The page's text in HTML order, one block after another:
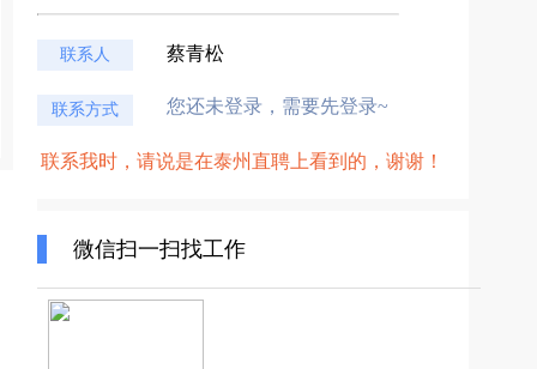
联系人 蔡青松
联系方式 您还未登录，需要先登录~
联系我时，请说是在泰州直聘上看到的，谢谢！
微信扫一扫找工作